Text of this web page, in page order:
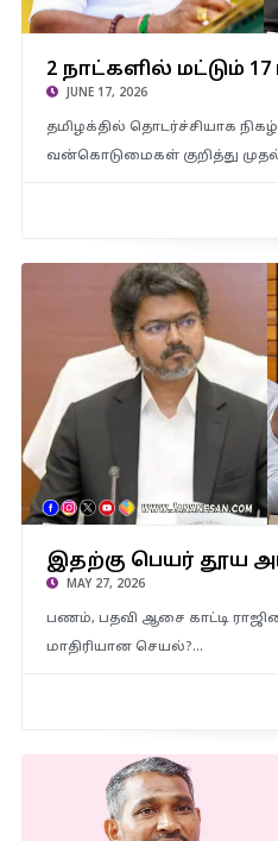
2 நாட்களில் மட்டும் 17
ஒழுங்கு முழு தோல்வி –
2 நாட்களில் மட்டும்
JUNE 17, 2026
தமிழக்தில் தொடர்ச்சியாக
வன்கொடுமைகள் குறித்து
இதற்கு பெயர் தூய அரசியலா..?
– விஜயை
இதற்கு பெயர் தூய
MAY 27, 2026
பணம், பதவி ஆசை காட்டி
மாதிரியான செயல்?…